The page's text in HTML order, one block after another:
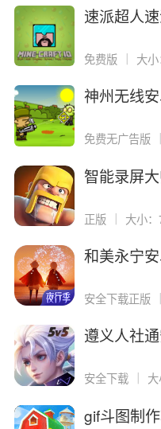
速派超人
免费版 大
神州无线
免费无广告版
智能录屏
正版 ｜ 大小
和美永宁
安全下载正版
遵义人社
安全下载
gif斗图制